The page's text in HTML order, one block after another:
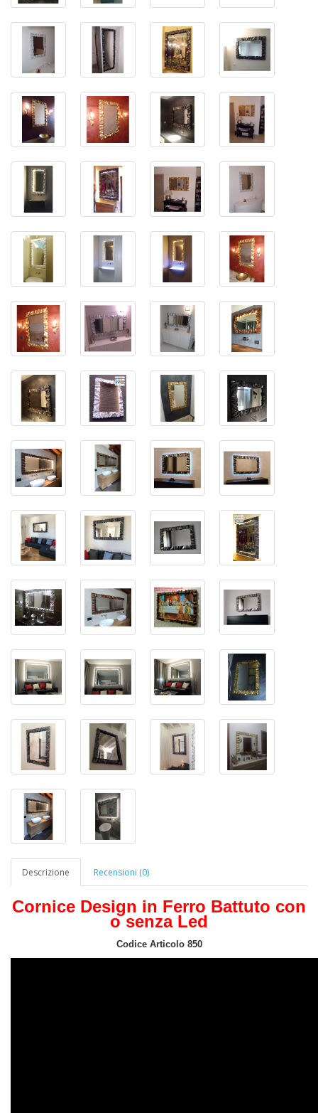
Descrizione Recensioni (0)
Cornice Design in Ferro Battuto con
o senza Led
Codice Articolo 850